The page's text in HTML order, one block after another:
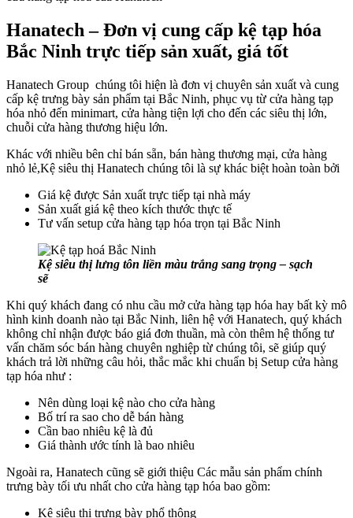
Hanatech – Đơn vị cung cấp kệ tạp hóa
Bắc Ninh trực tiếp sản xuất, giá tốt
Hanatech Group chúng tôi hiện là đơn vị chuyên sản xuất và cung
cấp kệ trưng bày sản phẩm tại Bắc Ninh, phục vụ từ cửa hàng tạp
hóa nhỏ đến minimart, cửa hàng tiện lợi cho đến các siêu thị lớn,
chuỗi cửa hàng thương hiệu lớn.
Khác với nhiều bên chỉ bán sẵn, bán hàng thương mại, cửa hàng
nhỏ lẻ,Kệ siêu thị Hanatech chúng tôi là sự khác biệt hoàn toàn bởi
Giá kệ được Sản xuất trực tiếp tại nhà máy
Sản xuất giá kệ theo kích thước thực tế
Tư vấn setup cửa hàng tạp hóa trọn tại Bắc Ninh
Kệ siêu thị lưng tôn liền màu trắng sang trọng – sạch
sẽ
Khi quý khách đang có nhu cầu mở cửa hàng tạp hóa hay bất kỳ mô
hình kinh doanh nào tại Bắc Ninh, liên hệ với Hanatech, quý khách
không chỉ nhận được báo giá đơn thuần, mà còn thêm hệ thống tư
vấn chăm sóc bán hàng chuyên nghiệp từ chúng tôi, sẽ giúp quý
khách trả lời những câu hỏi, thắc mắc khi chuẩn bị Setup cửa hàng
tạp hóa như :
Nên dùng loại kệ nào cho cửa hàng
Bố trí ra sao cho dễ bán hàng
Cần bao nhiêu kệ là đủ
Giá thành ước tính là bao nhiêu
Ngoài ra, Hanatech cũng sẽ giới thiệu Các mẫu sản phẩm chính
trưng bày tối ưu nhất cho cửa hàng tạp hóa bao gồm:
Kệ siêu thị trưng bày phổ thông